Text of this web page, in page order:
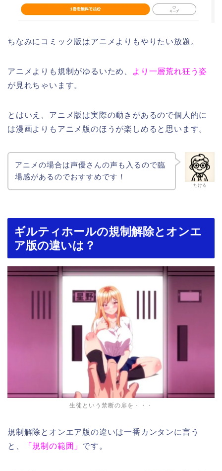
ちなみにコミック版はアニメよりもやりたい放題。
アニメよりも規制がゆるいため、
より一層荒れ狂う姿
が見れちゃいます。
とはいえ、アニメ版は実際の動きがあるので個人的に
は漫画よりもアニメ版のほうが楽しめると思います。
たける
アニメの場合は声優さんの声も入るので臨
場感があるのでおすすめです！
ギルティホールの規制解除とオンエ
ア版の違いは？
生徒という禁断の扉を・・・
規制解除とオンエア版の違いは一番カンタンに言う
と、
「規制の範囲」 です。